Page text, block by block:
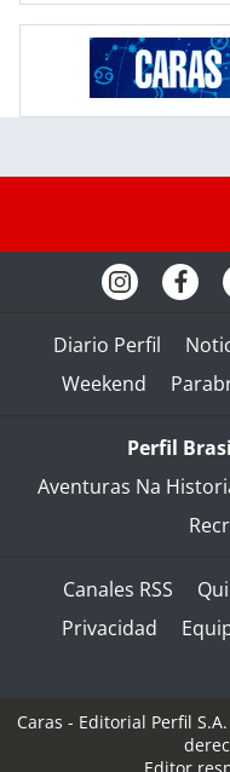
Diario Perfil
Weekend
Perfil
Aventuras Na
Canales RSS
Privacidad
Caras - Editorial Perfil S.A.